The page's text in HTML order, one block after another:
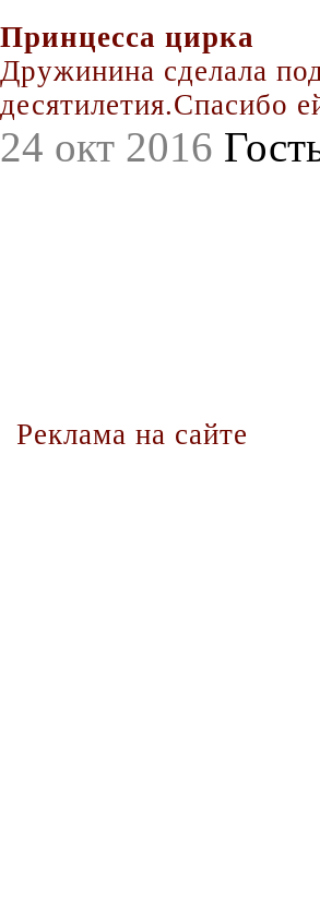
Принцесса цирка
Дружинина сделала
десятилетия.Спасибо
24 окт 2016
Реклама на сайте